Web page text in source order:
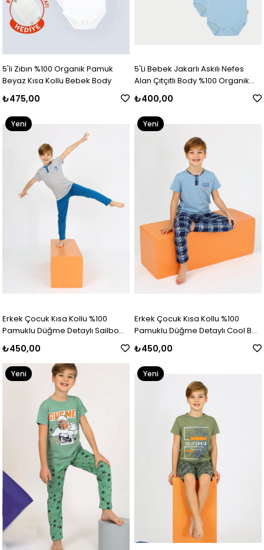
5'li Zıbın %100 Organik Pamuk
Beyaz Kısa Kollu Bebek Body
₺475,00
5'Li Bebek Jakarlı Askılı Nefes
Alan Çıtçıtlı Body %100 Organik
Pamuk
₺400,00
Erkek Çocuk Kısa Kollu %100
Pamuklu Düğme Detaylı Sailboat
₺450,00
Yeni
Erkek Çocuk Kısa Kollu %100
Pamuklu Düğme Detaylı Cool Boy
₺450,00
Yeni
Yeni
Yeni